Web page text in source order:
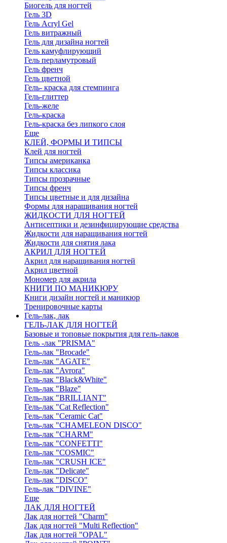
Биогель для ногтей
Гель 3D
Гель Acryl Gel
Гель витражный
Гель для дизайна ногтей
Гель камуфлирующий
Гель перламутровый
Гель френч
Гель цветной
Гель- краска для стемпинга
Гель-глиттер
Гель-желе
Гель-краска
Гель-краска без липкого слоя
Еще
КЛЕЙ, ФОРМЫ И ТИПСЫ
Клей для ногтей
Типсы американка
Типсы классика
Типсы прозрачные
Типсы френч
Типсы цветные и для дизайна
Формы для наращивания ногтей
ЖИДКОСТИ ДЛЯ НОГТЕЙ
Антисептики и дезинфицирующие средства
Жидкости для наращивания ногтей
Жидкости для снятия лака
АКРИЛ ДЛЯ НОГТЕЙ
Акрил для наращивания ногтей
Акрил цветной
Мономер для акрила
КНИГИ ПО МАНИКЮРУ
Книги дизайн ногтей и маникюр
Тренировочные карты
Гель-лак, лак
ГЕЛЬ-ЛАК ДЛЯ НОГТЕЙ
Базовые и топовые покрытия для гель-лаков
Гель -лак "PRISMA"
Гель-лак "Brocade"
Гель-лак "AGATE"
Гель-лак "Avrora"
Гель-лак "Black&White"
Гель-лак "Blaze"
Гель-лак "BRILLIANT"
Гель-лак "Cat Reflection"
Гель-лак "Ceramic Cat"
Гель-лак "CHAMELEON DISCO"
Гель-лак "CHARM"
Гель-лак "CONFETTI"
Гель-лак "COSMIC"
Гель-лак "CRUSH ICE"
Гель-лак "Delicate"
Гель-лак "DISCO"
Гель-лак "DIVINE"
Еще
ЛАК ДЛЯ НОГТЕЙ
Лак для ногтей "Charm"
Лак для ногтей "Multi Reflection"
Лак для ногтей "OPAL"